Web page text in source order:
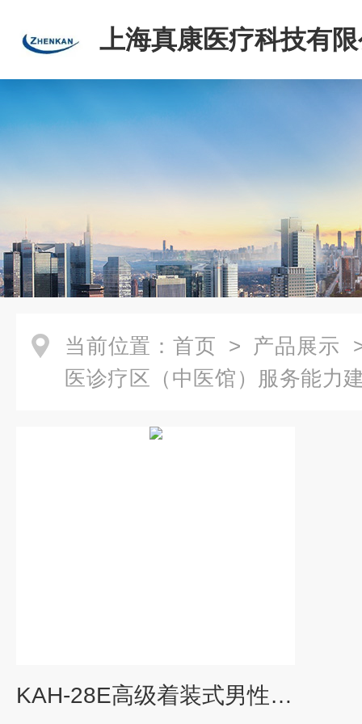
上海真康医疗科技有
当前位置： 首页 > 产品展示
医诊疗区（中医馆）服务能力
KAH-28E高级着装式男性导尿模型2